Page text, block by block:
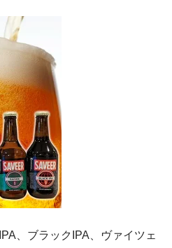
、ブラックIPA、ヴァイツェ